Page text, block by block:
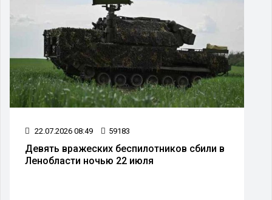
22.07.2026 08:49 59183
Девять вражеских беспилотников сбили в
Ленобласти ночью 22 июля